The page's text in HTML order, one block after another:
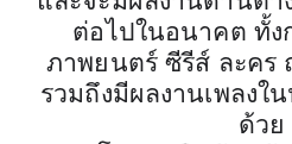
ต่อไปในอนาคต ทั้ง
ภาพยนตร์ ซีรีส์ ละคร
รวมถึงมีผลงานเพลงใ
ด้วย